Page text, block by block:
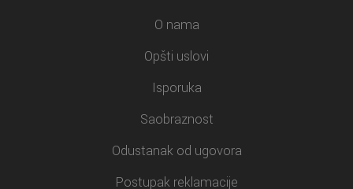
O nama
Opšti uslovi
Isporuka
Saobraznost
Odustanak od ugovora
Postupak reklamacije